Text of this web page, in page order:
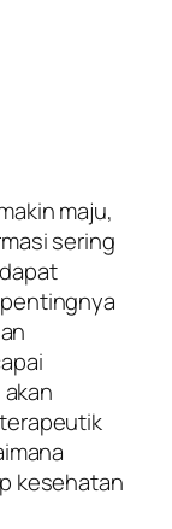
maju,
sering
kesehatan